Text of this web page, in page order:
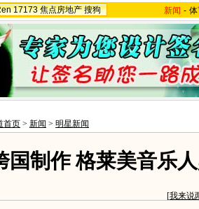
17173 焦点房地产 搜狗 新闻 -
首页 > 新闻 > 明星新闻
国制作 格莱美音乐
[我来说